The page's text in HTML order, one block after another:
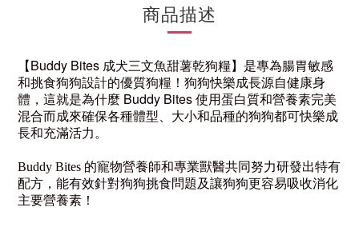
商品描述
【 Buddy Bites 成犬三文魚甜薯乾狗糧】是專為腸胃敏感
和挑食狗狗設計的優質狗糧！狗狗快樂成長源自健康身
體，這就是為什麼 Buddy Bites 使用蛋白質和營養素完美
混合而成來確保各種體型、大小和品種的狗狗都可快樂成
長和充滿活力。
Buddy Bites 的寵物營養師和專業獸醫共同努力研發出特有
配方，能有效針對狗狗挑食問題及讓狗狗更容易吸收消化
主要營養素！